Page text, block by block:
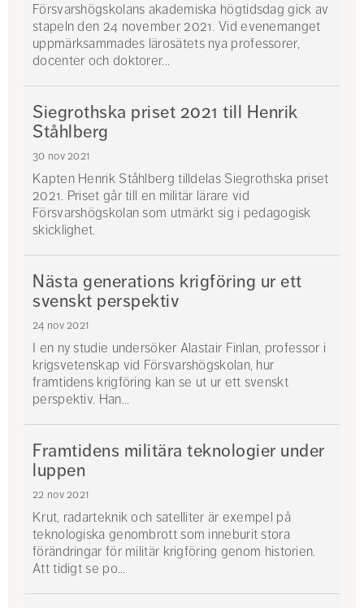
Försvarshögskolans akademiska högtidsdag gick av
stapeln den 24 november 2021. Vid evenemanget
uppmärksammades lärosätets nya professorer,
docenter och doktorer...
Siegrothska priset 2021 till Henrik
Ståhlberg
30 nov 2021
Kapten Henrik Ståhlberg tilldelas Siegrothska priset
2021. Priset går till en militär lärare vid
Försvarshögskolan som utmärkt sig i pedagogisk
skicklighet.
Nästa generations krigföring ur ett
svenskt perspektiv
24 nov 2021
I en ny studie undersöker Alastair Finlan, professor i
krigsvetenskap vid Försvarshögskolan, hur
framtidens krigföring kan se ut ur ett svenskt
perspektiv. Han...
Framtidens militära teknologier under
luppen
22 nov 2021
Krut, radarteknik och satelliter är exempel på
teknologiska genombrott som inneburit stora
förändringar för militär krigföring genom historien.
Att tidigt se po...